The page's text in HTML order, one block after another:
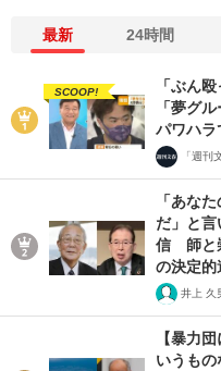
最新 24時間
SCOOP!
「ぶん
「夢グ
パワハラ
「週刊
「あな
だ」と
信 師と
の決定的
井上 久
【暴力
いうも